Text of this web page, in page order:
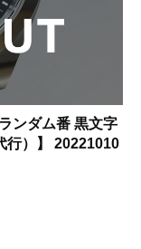
ンダム番 黒文字
行）】 20221010